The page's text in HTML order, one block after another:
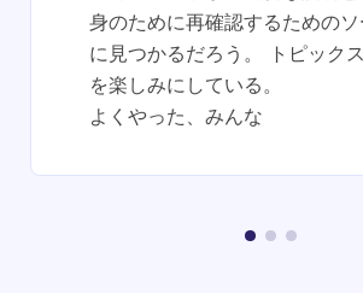
身のために再確認するための
に見つかるだろう。 トピック
を楽しみにしている。
よくやった、みんな